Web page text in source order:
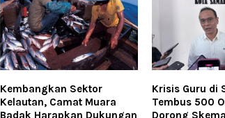
Kembangkan Sektor
Kelautan, Camat Muara
Krisis Guru di
Tembus 500